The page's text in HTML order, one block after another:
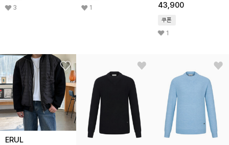
3 1 43,900
쿠폰
1
ERUL